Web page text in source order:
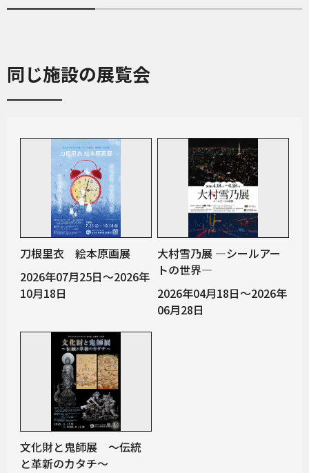
同じ施設の展覧会
刀根里衣 絵本原画展
2026年07月25日～2026年
10月18日
大村雪乃展 ―シールアー
トの世界―
2026年04月18日～2026年
06月28日
文化財と鬼師展 ～伝統
と革新のカタチ～